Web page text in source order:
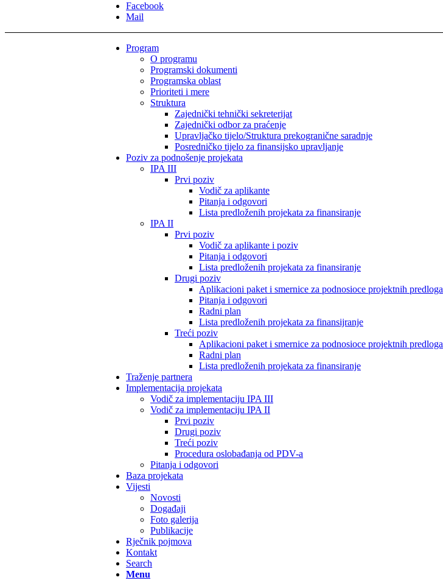
Facebook
Mail
Program
O programu
Programski dokumenti
Programska oblast
Prioriteti i mere
Struktura
Zajednički tehnički sekreterijat
Zajednički odbor za praćenje
Upravljačko tijelo/Struktura prekogranične saradnje
Posredničko tijelo za finansijsko upravljanje
Poziv za podnošenje projekata
IPA III
Prvi poziv
Vodič za aplikante
Pitanja i odgovori
Lista predloženih projekata za finansiranje
IPA II
Prvi poziv
Vodič za aplikante i poziv
Pitanja i odgovori
Lista predloženih projekata za finansiranje
Drugi poziv
Aplikacioni paket i smernice za podnosioce projektnih predloga
Pitanja i odgovori
Radni plan
Lista predloženih projekata za finansijranje
Treći poziv
Aplikacioni paket i smernice za podnosioce projektnih predloga
Radni plan
Lista predloženih projekata za finansiranje
Traženje partnera
Implementacija projekata
Vodič za implementaciju IPA III
Vodič za implementaciju IPA II
Prvi poziv
Drugi poziv
Treći poziv
Procedura oslobađanja od PDV-a
Pitanja i odgovori
Baza projekata
Vijesti
Novosti
Događaji
Foto galerija
Publikacije
Rječnik pojmova
Kontakt
Search
Menu